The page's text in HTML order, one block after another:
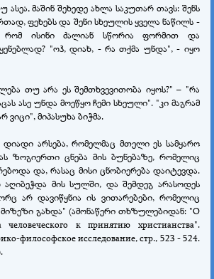
ასეა, მაშინ შეხედე ახლა საკუთარ თავს: შენს
ფეხებს და შენი სხეულის ყველა ნაწილს -
რომ ისინი ძალიან სწორია ფორმით და
"ოჰ, დიახ, - რა თქმა უნდა", - იყო
თუ არა ეს შემთხვევითობა იყოს?" – "რა
ასე უნდა მოეწყო ჩემი სხეული". "კი მაგრამ
ვიცი", მიპასუხა ბიჭმა.
დიადი არსება, რომელმაც მთელი ეს სამყარო
ზოგიერთი ცნება მის ბუნებაზე, რომელიც
და, რასაც მისი ცნობიერება დაიტევდა.
აღიბეჭდა მის სულში, და შემდეგ არასოდეს
არ დავიწყნია ის ვითარებები, რომელიც
მიზეზი გახდა" (ამონაწერი თხზულებიდან: "О
человеческого к принятию христианства".
философское исследование, стр., 523 -524.